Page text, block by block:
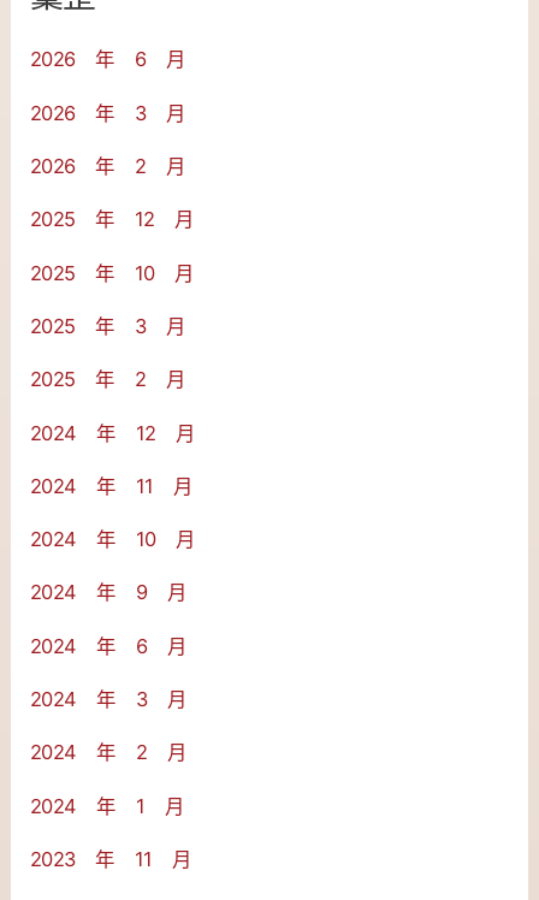
2026 年 6 月
2026 年 3 月
2026 年 2 月
2025 年 12 月
2025 年 10 月
2025 年 3 月
2025 年 2 月
2024 年 12 月
2024 年 11 月
2024 年 10 月
2024 年 9 月
2024 年 6 月
2024 年 3 月
2024 年 2 月
2024 年 1 月
2023 年 11 月